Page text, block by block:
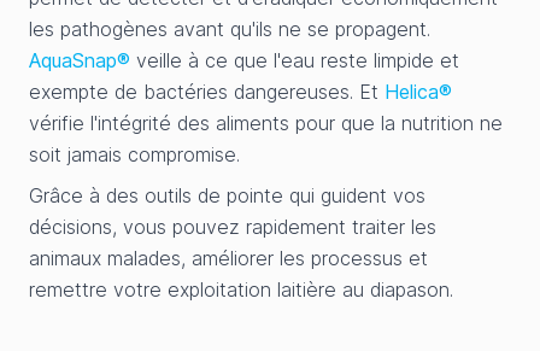
les pathogènes avant qu'ils ne se propagent.
AquaSnap® veille à ce que l'eau reste limpide et
exempte de bactéries dangereuses. Et Helica®
vérifie l'intégrité des aliments pour que la nutrition ne
soit jamais compromise.
Grâce à des outils de pointe qui guident vos
décisions, vous pouvez rapidement traiter les
animaux malades, améliorer les processus et
remettre votre exploitation laitière au diapason.